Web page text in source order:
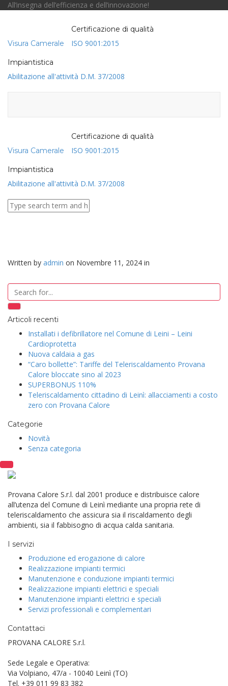
All’insegna dell’efficienza e dell’innovazione!
Visura Camerale
Certificazione di qualità
ISO 9001:2015
Impiantistica
Abilitazione all'attività D.M. 37/2008
Visura Camerale
Certificazione di qualità
ISO 9001:2015
Impiantistica
Abilitazione all'attività D.M. 37/2008
Written by admin on Novembre 11, 2024 in
Articoli recenti
Installati i defibrillatore nel Comune di Leini – Leini
Cardioprotetta
Nuova caldaia a gas
“Caro bollette”: Tariffe del Teleriscaldamento Provana
Calore bloccate sino al 2023
SUPERBONUS 110%
Teleriscaldamento cittadino di Leinì: allacciamenti a costo
zero con Provana Calore
Categorie
Novità
Senza categoria
Provana Calore S.r.l. dal 2001 produce e distribuisce calore
all’utenza del Comune di Leinì mediante una propria rete di
teleriscaldamento che assicura sia il riscaldamento degli
ambienti, sia il fabbisogno di acqua calda sanitaria.
I servizi
Produzione ed erogazione di calore
Realizzazione impianti termici
Manutenzione e conduzione impianti termici
Realizzazione impianti elettrici e speciali
Manutenzione impianti elettrici e speciali
Servizi professionali e complementari
Contattaci
PROVANA CALORE S.r.l.
Sede Legale e Operativa:
Via Volpiano, 47/a - 10040 Leinì (TO)
Tel. +39 011 99 83 382